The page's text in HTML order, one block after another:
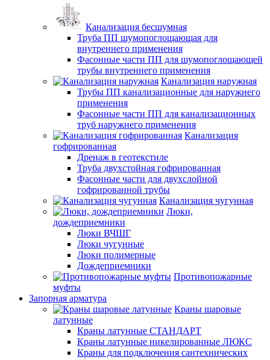
Канализация бесшумная
Труба ПП шумопоглощающая для
внутреннего применения
Фасонные части ПП для шумопоглощающей
трубы внутреннего применения
Канализация наружная
Трубы ПП канализационные для наружнего
применения
Фасонные части ПП для канализационных
труб наружнего применения
Канализация
гофрированная
Дренаж в геотекстиле
Труба двухстойная гофрированная
Фасонные части для двухслойной
гофрированной трубы
Канализация чугунная
Люки,
дождеприемники
Люки ВЧШГ
Люки чугунные
Люки полимерные
Дождеприемники
Противопожарные
муфты
Запорная арматура
Краны шаровые
латунные
Краны латунные СТАНДАРТ
Краны латунные никелированные ЛЮКС
Краны для подключения сантехнических